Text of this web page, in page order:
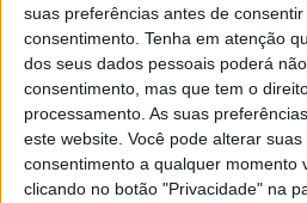
suas preferências antes de
consentimento. Tenha em atenção
dos seus dados pessoais poderá
consentimento, mas que tem o
processamento. As suas
este website. Você pode alterar
consentimento a qualquer momento
clicando no botão "Privacidade" na